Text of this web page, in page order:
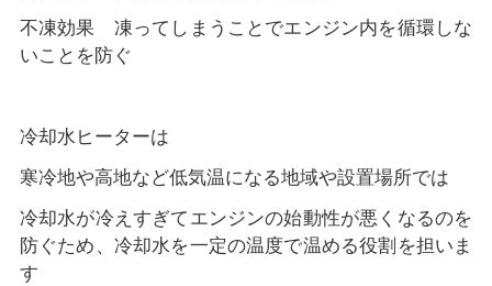
不凍効果 凍ってしまうことでエンジン内を循環しな
いことを防ぐ
冷却水ヒーターは
寒冷地や高地など低気温になる地域や設置場所では
冷却水が冷えすぎてエンジンの始動性が悪くなるのを
防ぐため、冷却水を一定の温度で温める役割を担いま
す